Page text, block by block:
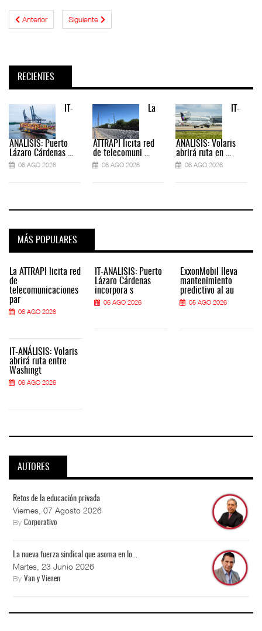
Anterior Siguiente
RECIENTES
IT-
ANÁLISIS: Puerto
Lázaro Cárdenas ...
06 AGO 2026
La
ATTRAPI licita red
de telecomuni ...
06 AGO 2026
IT-
ANÁLISIS: Volaris
abrirá ruta en ...
06 AGO 2026
MÁS POPULARES
La ATTRAPI licita red
de
telecomunicaciones
par
06 AGO 2026
IT-ANÁLISIS: Volaris
abrirá ruta entre
Washingt
06 AGO 2026
IT-ANÁLISIS: Puerto
Lázaro Cárdenas
incorpora s
06 AGO 2026
ExxonMobil lleva
mantenimiento
predictivo al au
05 AGO 2026
AUTORES
Retos de la educación privada
Viernes, 07 Agosto 2026
By Corporativo
La nueva fuerza sindical que asoma en lo...
Martes, 23 Junio 2026
By Van y Vienen